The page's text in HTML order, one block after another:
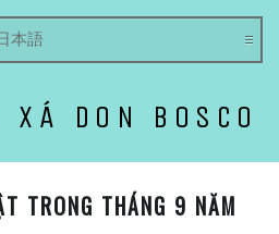
XÁ DON BOSCO
TRONG THÁNG 9 NĂM